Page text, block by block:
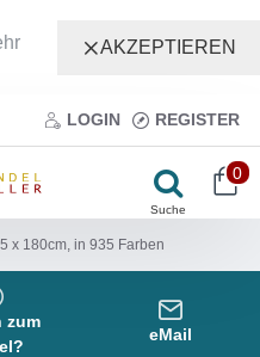
AKZEPTIEREN
LOGIN REGISTER
0
x 180cm, in 935 Farben
zum
eMail